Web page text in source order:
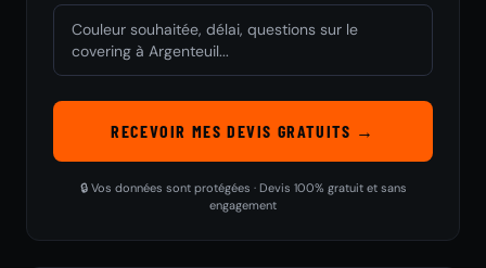
RECEVOIR MES DEVIS GRATUITS →
🔒 Vos données sont protégées · Devis 100% gratuit et sans
engagement